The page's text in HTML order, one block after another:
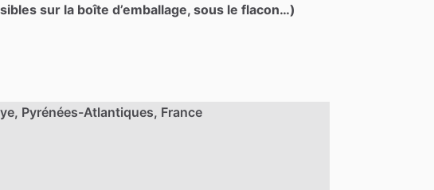
sur la boîte d’emballage, sous le flacon…)